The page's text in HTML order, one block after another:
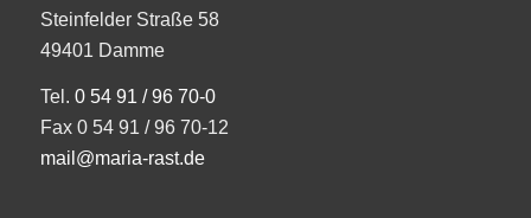
Steinfelder Straße 58
49401 Damme
Tel. 0 54 91 / 96 70-0
Fax 0 54 91 / 96 70-12
mail@maria-rast.de